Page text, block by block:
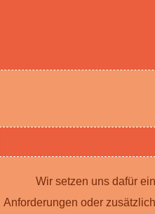
Wir setzen uns dafür
Anforderungen oder